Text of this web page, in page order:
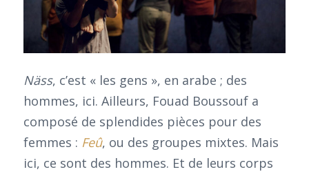
Näss, c’est « les gens », en arabe ; des
hommes, ici. Ailleurs, Fouad Boussouf a
composé de splendides pièces pour des
femmes : Feû, ou des groupes mixtes. Mais
ici, ce sont des hommes. Et de leurs corps